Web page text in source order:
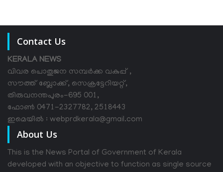
Contact Us
KERALA NEWS
വിവര പൊതുജന സമ്പര്‍ക്ക വകുപ്പ് ,
സൗത്ത് ബ്ലോക്ക്, സെക്രട്ടേറിയറ്റ്,
തിരുവനന്തപുരം-695 001,
ഫോൺ 0471-2327782, 2518443
ഇമെയിൽ : webprdkerala@gmail.com
About Us
This is the News Portal of Government of Kerala
developed with an objective to function as single source